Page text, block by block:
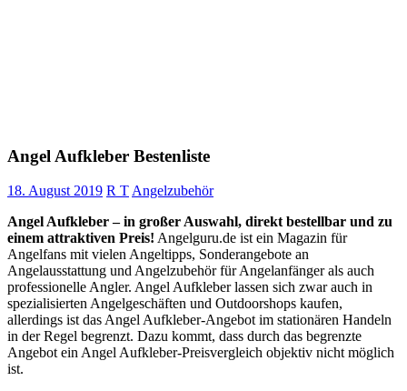
Angel Aufkleber Bestenliste
18. August 2019 R TAngelzubehör
Angel Aufkleber – in großer Auswahl, direkt bestellbar und zu
einem attraktiven Preis! Angelguru.de ist ein Magazin für
Angelfans mit vielen Angeltipps, Sonderangebote an
Angelausstattung und Angelzubehör für Angelanfänger als auch
professionelle Angler. Angel Aufkleber lassen sich zwar auch in
spezialisierten Angelgeschäften und Outdoorshops kaufen,
allerdings ist das Angel Aufkleber-Angebot im stationären Handeln
in der Regel begrenzt. Dazu kommt, dass durch das begrenzte
Angebot ein Angel Aufkleber-Preisvergleich objektiv nicht möglich
ist.